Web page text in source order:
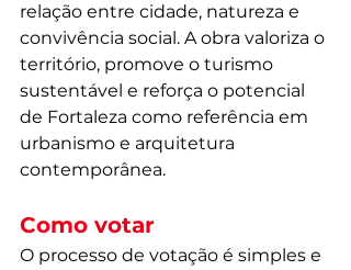
relação entre cidade, natureza e
convivência social. A obra valoriza o
território, promove o turismo
sustentável e reforça o potencial
de Fortaleza como referência em
urbanismo e arquitetura
contemporânea.
Como votar
O processo de votação é simples e